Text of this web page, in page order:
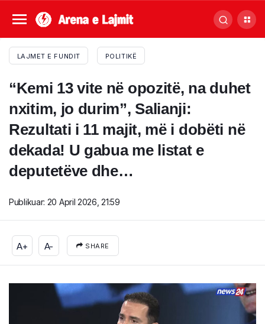
LAJMET E FUNDIT POLITIKË
“Kemi 13 vite në opozitë, na duhet
nxitim, jo durim”, Salianji:
Rezultati i 11 majit, më i dobëti në
dekada! U gabua me listat e
deputetëve dhe…
Publikuar: 20 April 2026, 21:59
A+ A- SHARE